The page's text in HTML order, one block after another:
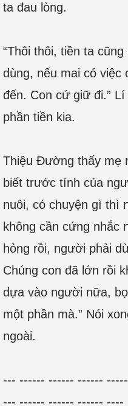
ta đau lòng.
“Thôi thôi, tiền ta
dùng, nếu mai có việc
đến. Con cứ giữ đi.”
phần tiền kia.
Thiệu Đường thấy mẹ
biết trước tính của
nuôi, có chuyện gì thì
không cần cứng nhắc
hỏng rồi, người phải
Chúng con đã lớn rồi
dựa vào người nữa,
một phần mà.” Nói
ngoài.
--- ------ ------ ------
--- ------ ------ ------ ----